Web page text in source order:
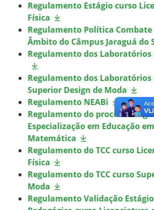
Regulamento Estágio curso
Física
Regulamento Política Combate
Âmbito do Câmpus Jaraguá do
Regulamento dos
Regulamento dos Laboratórios
Superior Design de Moda
Regulamento NEABi
Regulamento do processo
Especialização em Educação
Matemática
Regulamento do TCC curso
Física
Regulamento do TCC curso
Moda
Regulamento Validação